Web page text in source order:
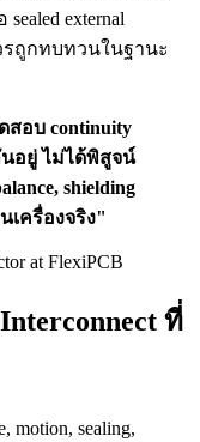
sealed external
วรถูกทบทวนในฐานะ
สอบ continuity
อยู่ ไม่ได้พิสูจน์
shielding
เครื่องจริง"
at FlexiPCB
ที่
sealing,